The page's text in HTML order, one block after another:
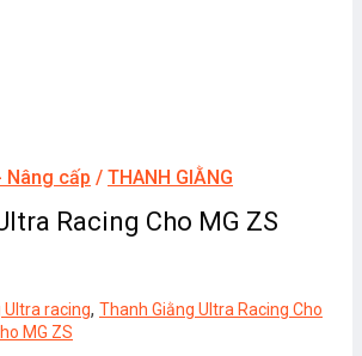
Nâng cấp / THANH GIẰNG
Racing Cho MG ZS
racing, Thanh Giằng Ultra Racing Cho
MG ZS